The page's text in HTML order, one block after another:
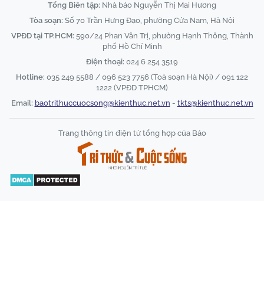
Tổng Biên tập: Nhà báo Nguyễn Thị Mai Hương
Tòa soạn: Số 70 Trần Hưng Đạo, phường Cửa Nam, Hà Nội
VPĐD tại TP.HCM: 590/24 Phan Văn Trị, phường Hạnh Thông, Thành
phố Hồ Chí Minh
Điện thoại: 024 6 254 3519
Hotline: 035 249 5588 / 096 523 7756 (Toà soạn Hà Nội) / 091 122
1222 (VPĐD TPHCM)
Email: baotrithuccuocsong@kienthuc.net.vn - tkts@kienthuc.net.vn
Trang thông tin điện tử tổng hợp của Báo